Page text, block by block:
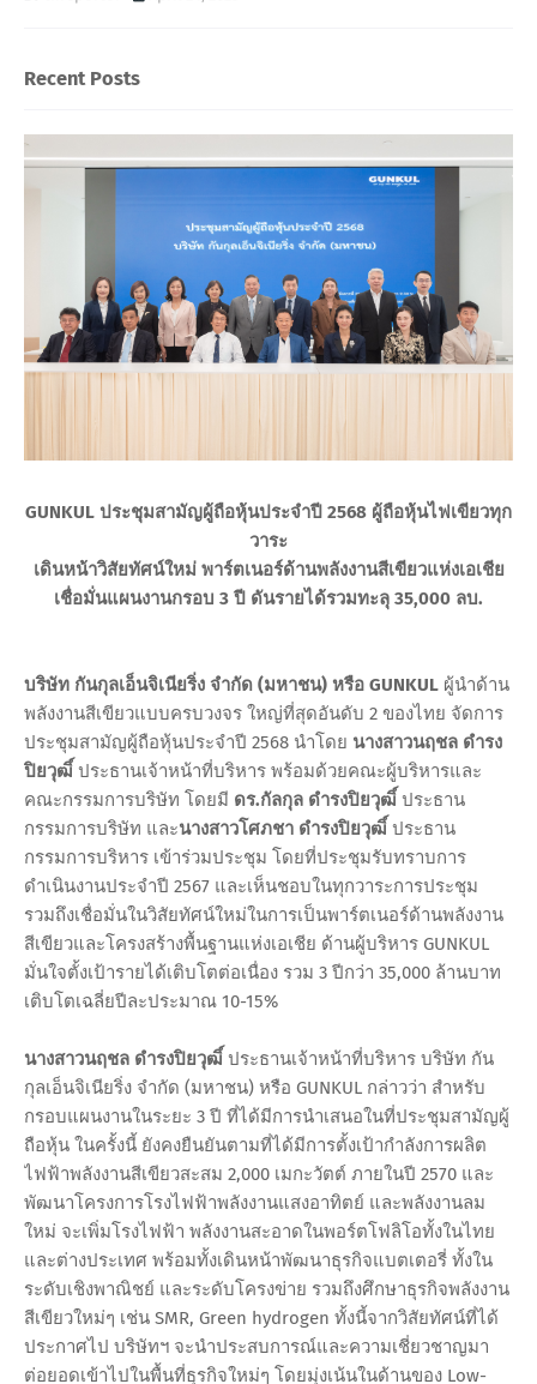
Recent Posts
GUNKUL ประชุมสามัญผู้ถือหุ้นประจำปี 2568 ผู้ถือหุ้นไฟเขียวทุก
วาระ
เดินหน้าวิสัยทัศน์ใหม่ พาร์ตเนอร์ด้านพลังงานสีเขียวแห่งเอเชีย
เชื่อมั่นแผนงานกรอบ 3 ปี ดันรายได้รวมทะลุ 35,000 ลบ.
บริษัท กันกุลเอ็นจิเนียริ่ง จำกัด (มหาชน) หรือ GUNKUL ผู้นำด้าน
พลังงานสีเขียวแบบครบวงจร ใหญ่ที่สุดอันดับ 2 ของไทย จัดการ
ประชุมสามัญผู้ถือหุ้นประจำปี 2568 นำโดย นางสาวนฤชล ดำรง
ปิยวุฒิ์ ประธานเจ้าหน้าที่บริหาร พร้อมด้วยคณะผู้บริหารและ
คณะกรรมการบริษัท โดยมี ดร.กัลกุล ดํารงปิยวุฒิ์ ประธาน
กรรมการบริษัท และนางสาวโศภชา ดำรงปิยวุฒิ์ ประธาน
กรรมการบริหาร เข้าร่วมประชุม โดยที่ประชุมรับทราบการ
ดำเนินงานประจำปี 2567 และเห็นชอบในทุกวาระการประชุม
รวมถึงเชื่อมั่นในวิสัยทัศน์ใหม่ในการเป็นพาร์ตเนอร์ด้านพลังงาน
สีเขียวและโครงสร้างพื้นฐานแห่งเอเชีย ด้านผู้บริหาร GUNKUL
มั่นใจตั้งเป้ารายได้เติบโตต่อเนื่อง รวม 3 ปีกว่า 35,000 ล้านบาท
เติบโตเฉลี่ยปีละประมาณ 10-15%
นางสาวนฤชล ดำรงปิยวุฒิ์ ประธานเจ้าหน้าที่บริหาร บริษัท กัน
กุลเอ็นจิเนียริ่ง จำกัด (มหาชน) หรือ GUNKUL กล่าวว่า สำหรับ
กรอบแผนงานในระยะ 3 ปี ที่ได้มีการนำเสนอในที่ประชุมสามัญผู้
ถือหุ้น ในครั้งนี้ ยังคงยืนยันตามที่ได้มีการตั้งเป้ากำลังการผลิต
ไฟฟ้าพลังงานสีเขียวสะสม 2,000 เมกะวัตต์ ภายในปี 2570 และ
พัฒนาโครงการโรงไฟฟ้าพลังงานแสงอาทิตย์ และพลังงานลม
ใหม่ จะเพิ่มโรงไฟฟ้า พลังงานสะอาดในพอร์ตโฟลิโอทั้งในไทย
และต่างประเทศ พร้อมทั้งเดินหน้าพัฒนาธุรกิจแบตเตอรี่ ทั้งใน
ระดับเชิงพาณิชย์ และระดับโครงข่าย รวมถึงศึกษาธุรกิจพลังงาน
สีเขียวใหม่ๆ เช่น SMR, Green hydrogen ทั้งนี้จากวิสัยทัศน์ที่ได้
ประกาศไป บริษัทฯ จะนำประสบการณ์และความเชี่ยวชาญมา
ต่อยอดเข้าไปในพื้นที่ธุรกิจใหม่ๆ โดยมุ่งเน้นในด้านของ Low-